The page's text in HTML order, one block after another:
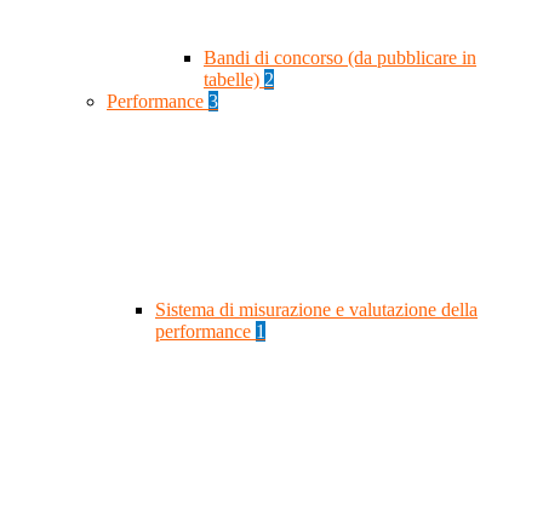
Bandi di concorso (da pubblicare in
tabelle) 2
Performance 3
Sistema di misurazione e valutazione della
performance 1